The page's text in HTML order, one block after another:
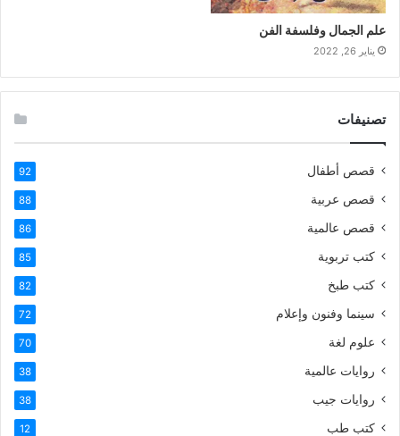
علم الجمال وفلسفة الفن
يناير 26, 2022
تصنيفات
قصص أطفال 92
قصص عربية 88
قصص عالمية 86
كتب تربوية 85
كتب طبخ 82
سينما وفنون وإعلام 72
علوم لغة 70
روايات عالمية 38
روايات جيب 38
كتب طب 12